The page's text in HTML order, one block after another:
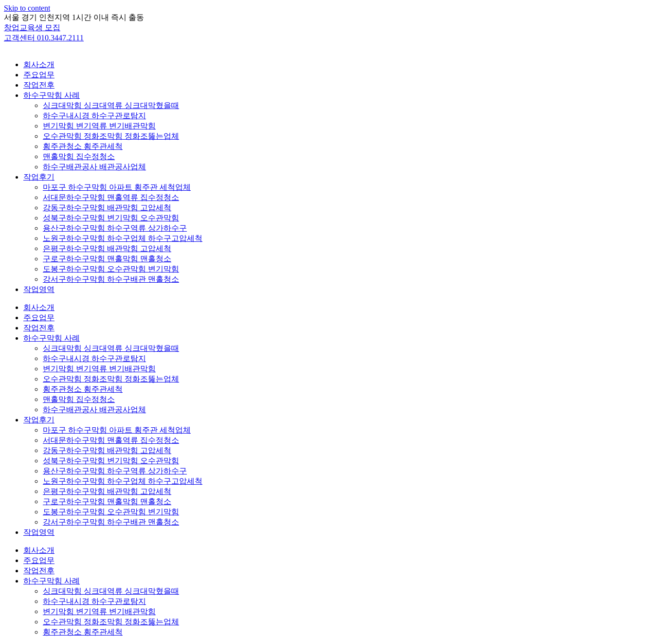
Skip to content
서울 경기 인천지역 1시간 이내 즉시 출동
창업교육생 모집
고객센터 010.3447.2111
회사소개
주요업무
작업전후
하수구막힘 사례
싱크대막힘 싱크대역류 싱크대막혔을때
하수구내시경 하수구관로탐지
변기막힘 변기역류 변기배관막힘
오수관막힘 정화조막힘 정화조뚫는업체
횡주관청소 횡주관세척
맨홀막힘 집수정청소
하수구배관공사 배관공사업체
작업후기
마포구 하수구막힘 아파트 횡주관 세척업체
서대문하수구막힘 맨홀역류 집수정청소
강동구하수구막힘 배관막힘 고압세척
성북구하수구막힘 변기막힘 오수관막힘
용산구하수구막힘 하수구역류 상가하수구
노원구하수구막힘 하수구업체 하수구고압세척
은평구하수구막힘 배관막힘 고압세척
구로구하수구막힘 맨홀막힘 맨홀청소
도봉구하수구막힘 오수관막힘 변기막힘
강서구하수구막힘 하수구배관 맨홀청소
작업영역
회사소개
주요업무
작업전후
하수구막힘 사례
싱크대막힘 싱크대역류 싱크대막혔을때
하수구내시경 하수구관로탐지
변기막힘 변기역류 변기배관막힘
오수관막힘 정화조막힘 정화조뚫는업체
횡주관청소 횡주관세척
맨홀막힘 집수정청소
하수구배관공사 배관공사업체
작업후기
마포구 하수구막힘 아파트 횡주관 세척업체
서대문하수구막힘 맨홀역류 집수정청소
강동구하수구막힘 배관막힘 고압세척
성북구하수구막힘 변기막힘 오수관막힘
용산구하수구막힘 하수구역류 상가하수구
노원구하수구막힘 하수구업체 하수구고압세척
은평구하수구막힘 배관막힘 고압세척
구로구하수구막힘 맨홀막힘 맨홀청소
도봉구하수구막힘 오수관막힘 변기막힘
강서구하수구막힘 하수구배관 맨홀청소
작업영역
회사소개
주요업무
작업전후
하수구막힘 사례
싱크대막힘 싱크대역류 싱크대막혔을때
하수구내시경 하수구관로탐지
변기막힘 변기역류 변기배관막힘
오수관막힘 정화조막힘 정화조뚫는업체
횡주관청소 횡주관세척